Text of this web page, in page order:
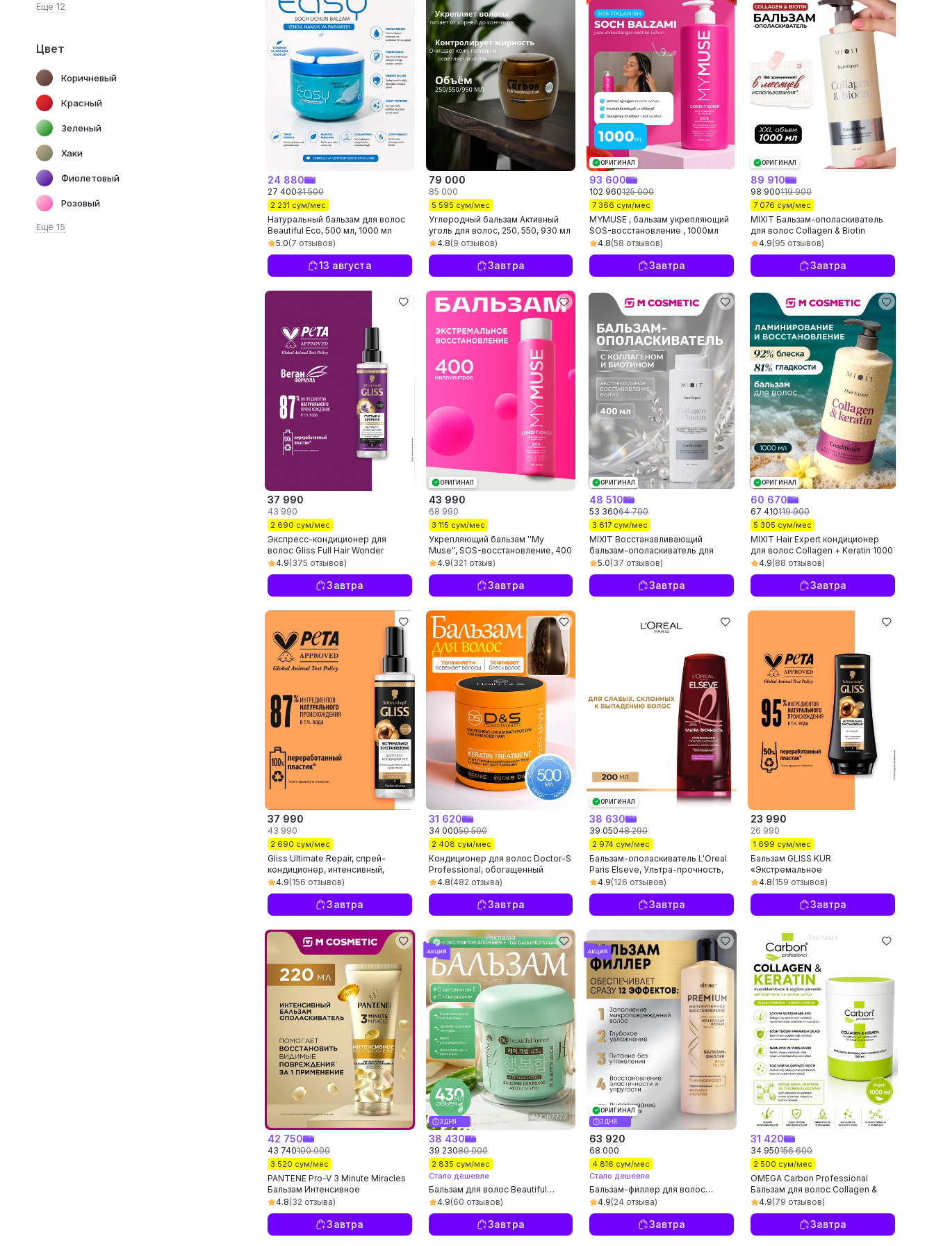
Ещё 12
Цвет
Коричневый
Красный
Зеленый
Хаки
Фиолетовый
Розовый
Ещё 15
24 880
27 40031 500
2 231 сум/мес
Натуральный бальзам для волос
Beautiful Eco, 500 мл, 1000 мл
5.0(7 отзывов)
13 августа
79 000
85 000
5 595 сум/мес
Углеродный бальзам Активный
уголь для волос, 250, 550, 930 мл
4.8(9 отзывов)
Завтра
ОРИГИНАЛ
93 600
102 960125 000
7 366 сум/мес
MYMUSE , бальзам укрепляющий
SOS-восстановление , 1000мл
4.8(58 отзывов)
Завтра
ОРИГИНАЛ
89 910
98 900119 900
7 076 сум/мес
MIXIT Бальзам-ополаскиватель
для волос Collagen & Biotin
восстанавливающий, 1000 мл
4.9(95 отзывов)
Завтра
37 990
43 990
2 690 сум/мес
Экспресс-кондиционер для
волос Gliss Full Hair Wonder
Express Repair Conditioner, 200
мл
4.9(375 отзывов)
Завтра
ОРИГИНАЛ
43 990
68 990
3 115 сум/мес
Укрепляющий бальзам ''My
Muse'', SOS-восстановление, 400
мл4.9(321 отзыв)
Завтра
ОРИГИНАЛ
48 510
53 36064 700
3 817 сум/мес
MIXIT Восстанавливающий
бальзам-ополаскиватель для
волос, с коллагеном и биотином,
400 мл
5.0(37 отзывов)
Завтра
ОРИГИНАЛ
60 670
67 410119 900
5 305 сум/мес
MIXIT Hair Expert кондиционер
для волос Collagen + Keratin 1000
мл4.9(88 отзывов)
Завтра
37 990
43 990
2 690 сум/мес
Gliss Ultimate Repair, спрей-
кондиционер, интенсивный,
питательный,
восстанавливающий, 200 мл
4.9(156 отзывов)
Завтра
31 620
34 00050 500
2 408 сум/мес
Кондиционер для волос Doctor-S
Professional, обогащенный
кератином, смягчающий
4.8(482 отзыва)
Завтра
ОРИГИНАЛ
38 630
39 05048 290
2 974 сум/мес
Бальзам-ополаскиватель L'Oreal
Paris Elseve, Ультра-прочность,
200 мл
4.9(126 отзывов)
Завтра
23 990
26 990
1 699 сум/мес
Бальзам GLISS KUR
«Экстремальное
восстановление» для сильно
повреждённых и сухих волос,
4.8(159 отзывов)
Завтра
42 750
43 740100 000
3 520 сум/мес
PANTENE Pro-V 3 Minute Miracles
Бальзам Интенсивное
восстановление, 220 мл
4.8(32 отзыва)
Завтра
Реклама
3 ДНЯ
38 430
39 23080 000
2 835 сум/мес
Стало дешевле
Бальзам для волос Beautiful
Forever, 430 мл, с экстрактом
алоэ вера
4.9(60 отзывов)
Завтра
ОРИГИНАЛ
3 ДНЯ
63 920
68 000
4 816 сум/мес
Стало дешевле
Бальзам-филлер для волос
PREMIUM, молекулярное
восстановление, 450 мл
4.9(24 отзыва)
Завтра
Реклама
31 420
34 950156 600
2 500 сум/мес
OMEGA Carbon Professional
Бальзам для волос Collagen &
Keratin Питает и придаёт
гладкость
4.9(79 отзывов)
Завтра